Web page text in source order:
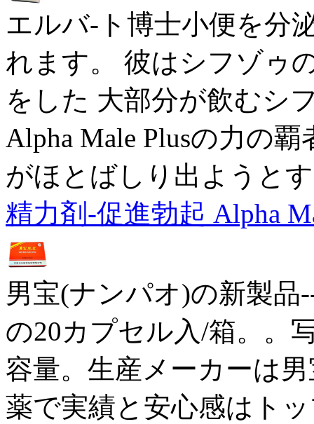
エルバ-ト博士小便を分
れます。 彼はシフゾゥ
をした 大部分が飲むシ
Alpha Male Plusの力の
がほとばしり出ようと
精力剤-促進勃起 Alpha
男宝(ナンパオ)の新製
の20カプセル入/箱。。
容量。生産メーカーは
薬で実績と安心感はト